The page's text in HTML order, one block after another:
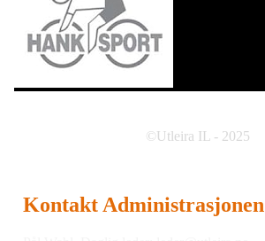
©Utleira IL - 2025
Kontakt Administrasjonen